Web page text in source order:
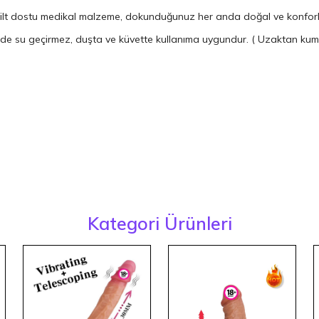
dostu medikal malzeme, dokunduğunuz her anda doğal ve
su geçirmez, duşta ve küvette kullanıma uygundur. ( Uzaktan
Kategori Ürünleri